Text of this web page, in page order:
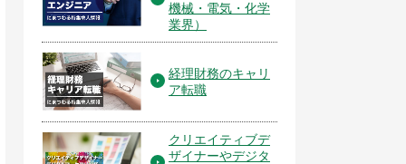
機械・電気・化学
業界）
経理財務のキャリ
ア転職
クリエイティブデ
ザイナーやデジタ